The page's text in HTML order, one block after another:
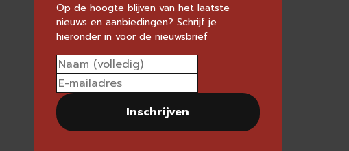
Op de hoogte blijven van het laatste
nieuws en aanbiedingen? Schrijf je
hieronder in voor de nieuwsbrief
Inschrijven